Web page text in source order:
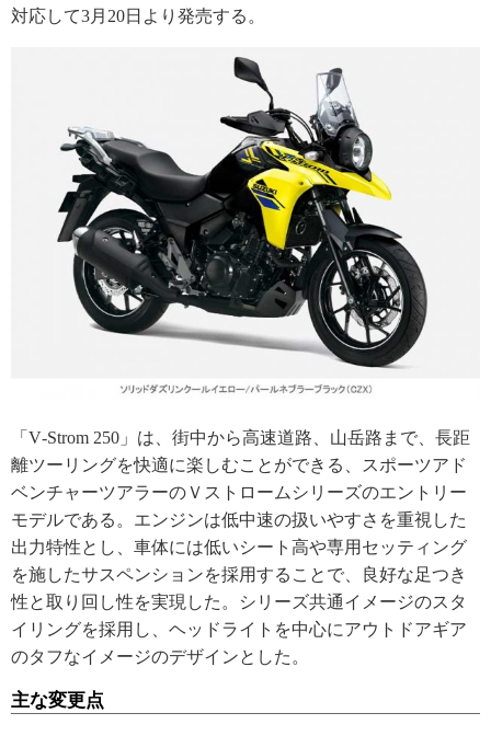
対応して3月20日より発売する。
「V‐Strom 250」は、街中から高速道路、山岳路まで、長距
離ツーリングを快適に楽しむことができる、スポーツアド
ベンチャーツアラーのＶストロームシリーズのエントリー
モデルである。エンジンは低中速の扱いやすさを重視した
出力特性とし、車体には低いシート高や専用セッティング
を施したサスペンションを採用することで、良好な足つき
性と取り回し性を実現した。シリーズ共通イメージのスタ
イリングを採用し、ヘッドライトを中心にアウトドアギア
のタフなイメージのデザインとした。
主な変更点